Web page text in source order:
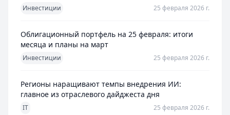
Инвестиции 25 февраля 2026 г.
Облигационный портфель на 25 февраля: итоги
месяца и планы на март
Инвестиции 25 февраля 2026 г.
Регионы наращивают темпы внедрения ИИ:
главное из отраслевого дайджеста дня
IT 25 февраля 2026 г.